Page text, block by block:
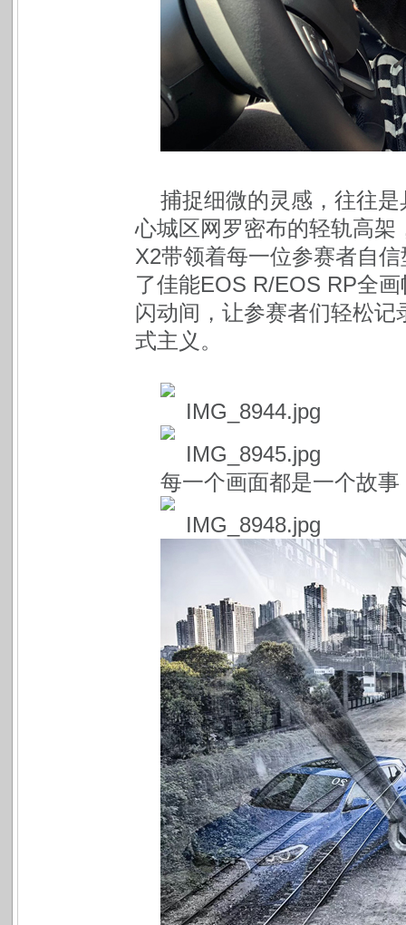
捕捉细微的灵感，往往
心城区网罗密布的轻轨高
X2带领着每一位参赛者自
了佳能EOS R/EOS RP全
闪动间，让参赛者们轻松
式主义。
每一个画面都是一个故